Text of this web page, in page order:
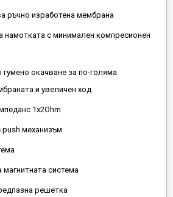
ръчно изработена мембрана
намотката с минимален компресионен
окачване за по-голяма
и увеличен ход
1х2Ohm
механизъм
магнитната система
решетка